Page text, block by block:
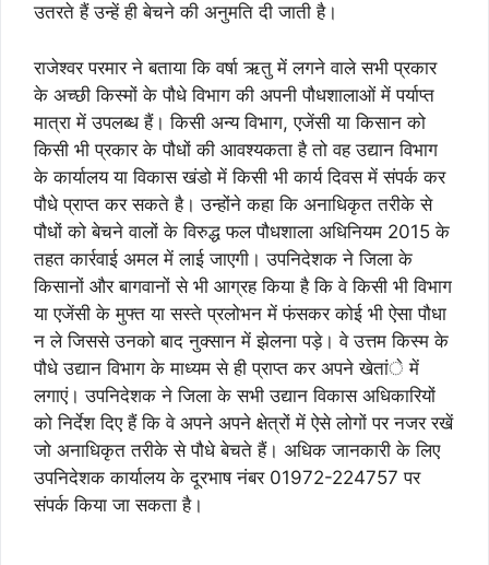
उतरते हैं उन्हें ही बेचने की अनुमति दी जाती है।
राजेश्वर परमार ने बताया कि वर्षा ऋतु में लगने वाले सभी प्रकार
के अच्छी किस्मों के पौधे विभाग की अपनी पौधशालाओं में पर्याप्त
मात्रा में उपलब्ध हैं। किसी अन्य विभाग, एजेंसी या किसान को
किसी भी प्रकार के पौधों की आवश्यकता है तो वह उद्यान विभाग
के कार्यालय या विकास खंडो में किसी भी कार्य दिवस में संपर्क कर
पौधे प्राप्त कर सकते है। उन्होंने कहा कि अनाधिकृत तरीके से
पौधों को बेचने वालों के विरुद्ध फल पौधशाला अधिनियम 2015 के
तहत कार्रवाई अमल में लाई जाएगी। उपनिदेशक ने जिला के
किसानों और बागवानों से भी आग्रह किया है कि वे किसी भी विभाग
या एजेंसी के मुफ्त या सस्ते प्रलोभन में फंसकर कोई भी ऐसा पौधा
न ले जिससे उनको बाद नुक्सान में झेलना पड़े। वे उत्तम किस्म के
पौधे उद्यान विभाग के माध्यम से ही प्राप्त कर अपने खेतांे में
लगाएं। उपनिदेशक ने जिला के सभी उद्यान विकास अधिकारियों
को निर्देश दिए हैं कि वे अपने अपने क्षेत्रों में ऐसे लोगों पर नजर रखें
जो अनाधिकृत तरीके से पौधे बेचते हैं। अधिक जानकारी के लिए
उपनिदेशक कार्यालय के दूरभाष नंबर 01972-224757 पर
संपर्क किया जा सकता है।